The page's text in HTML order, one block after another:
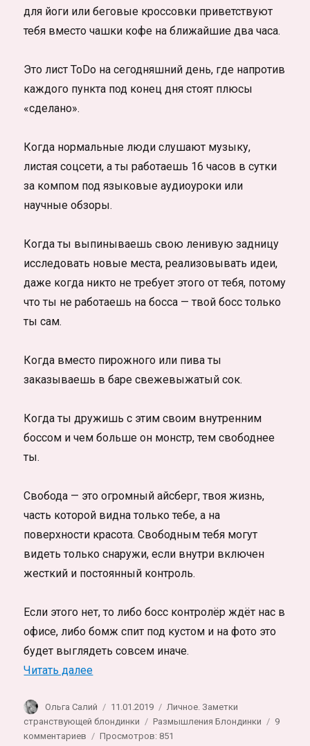
для йоги или беговые кроссовки приветствуют
тебя вместо чашки кофе на ближайшие два часа.
Это лист ToDo на сегодняшний день, где напротив
каждого пункта под конец дня стоят плюсы
«сделано».
Когда нормальные люди слушают музыку,
листая соцсети, а ты работаешь 16 часов в сутки
за компом под языковые аудиоуроки или
научные обзоры.
Когда ты выпинываешь свою ленивую задницу
исследовать новые места, реализовывать идеи,
даже когда никто не требует этого от тебя, потому
что ты не работаешь на босса — твой босс только
ты сам.
Когда вместо пирожного или пива ты
заказываешь в баре свежевыжатый сок.
Когда ты дружишь с этим своим внутренним
боссом и чем больше он монстр, тем свободнее
ты.
Свобода — это огромный айсберг, твоя жизнь,
часть которой видна только тебе, а на
поверхности красота. Свободным тебя могут
видеть только снаружи, если внутри включен
жесткий и постоянный контроль.
Если этого нет, то либо босс контролёр ждёт нас в
офисе, либо бомж спит под кустом и на фото это
будет выглядеть совсем иначе.
Читать далее«Свобода! ..что такое свобода вообще?»
Автор
Ольга Салий Опубликовано
11.01.2019 Рубрики
Личное. Заметки
странствующей блондинки
Метки
Размышления Блондинки
9
комментариев
Просмотров: 851